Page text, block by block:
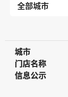
城市
城市
门店名称
门店名称
信息公示
信息公示